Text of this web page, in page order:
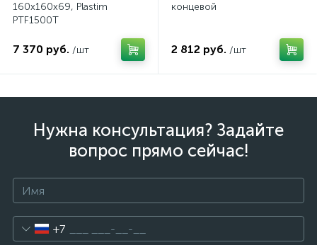
160x160x69, Plastim
PTF1500T
7 370 руб. /шт
концевой
2 812 руб. /шт
Нужна консультация? Задайте
вопрос прямо сейчас!
+7